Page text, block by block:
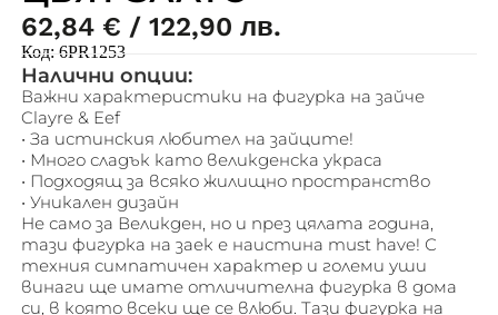
62,84 € / 122,90 лв.
Код: 6PR1253
Налични опции:
Важни характеристики на фигурка на зайче
Clayre & Eef
• За истинския любител на зайците!
• Много сладък като великденска украса
• Подходящ за всяко жилищно пространство
• Уникален дизайн
Не само за Великден, но и през цялата година,
тази фигурка на заек е наистина must have! С
техния симпатичен характер и големи уши
винаги ще имате отличителна фигурка в дома
си, в която всеки ще се влюби. Тази фигурка на